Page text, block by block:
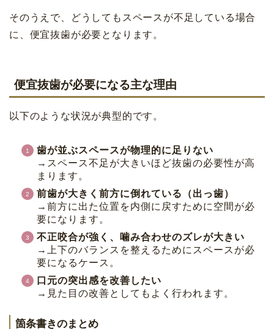
そのうえで、どうしてもスペースが不足している場合
に、便宜抜歯が必要となります。
便宜抜歯が必要になる主な理由
以下のような状況が典型的です。
歯が並ぶスペースが物理的に足りない
→スペース不足が大きいほど抜歯の必要性が高
まります。
前歯が大きく前方に倒れている（出っ歯）
→前方に出た位置を内側に戻すために空間が必
要になります。
不正咬合が強く、噛み合わせのズレが大きい
→上下のバランスを整えるためにスペースが必
要になるケース。
口元の突出感を改善したい
→見た目の改善としてもよく行われます。
箇条書きのまとめ